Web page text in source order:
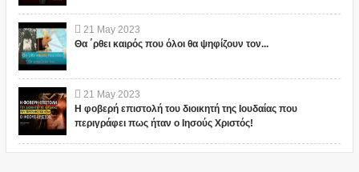
21 May 2023
Θα ΄ρθει καιρός που όλοι θα ψηφίζουν τον...
21 May 2023
Η φοβερή επιστολή του διοικητή της Ιουδαίας που
περιγράφει πως ήταν ο Ιησούς Χριστός!